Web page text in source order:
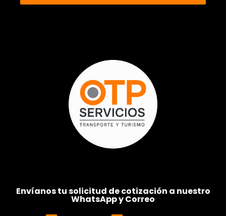
Envíanos tu solicitud de cotización a nuestro
WhatsApp y Correo